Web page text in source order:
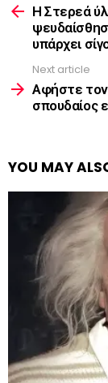
moreΗ Στερεά
υπάρχει
Next article
Αφήστε τον
σπουδαίος
YOU MAY